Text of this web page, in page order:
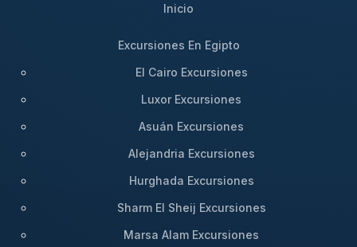
Inicio
Excursiones En Egipto
El Cairo Excursiones
Luxor Excursiones
Asuán Excursiones
Alejandria Excursiones
Hurghada Excursiones
Sharm El Sheij Excursiones
Marsa Alam Excursiones